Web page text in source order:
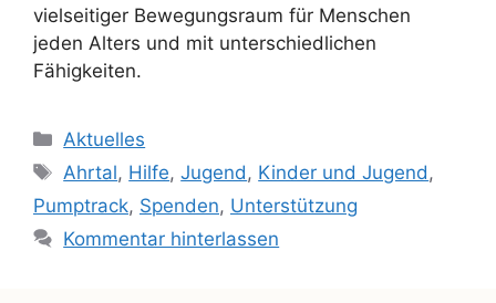
vielseitiger Bewegungsraum für Menschen
jeden Alters und mit unterschiedlichen
Fähigkeiten.
Aktuelles
Ahrtal, Hilfe,Jugend , Kinder und Jugend ,
Pumptrack, Spenden, Unterstützung
Kommentar hinterlassen